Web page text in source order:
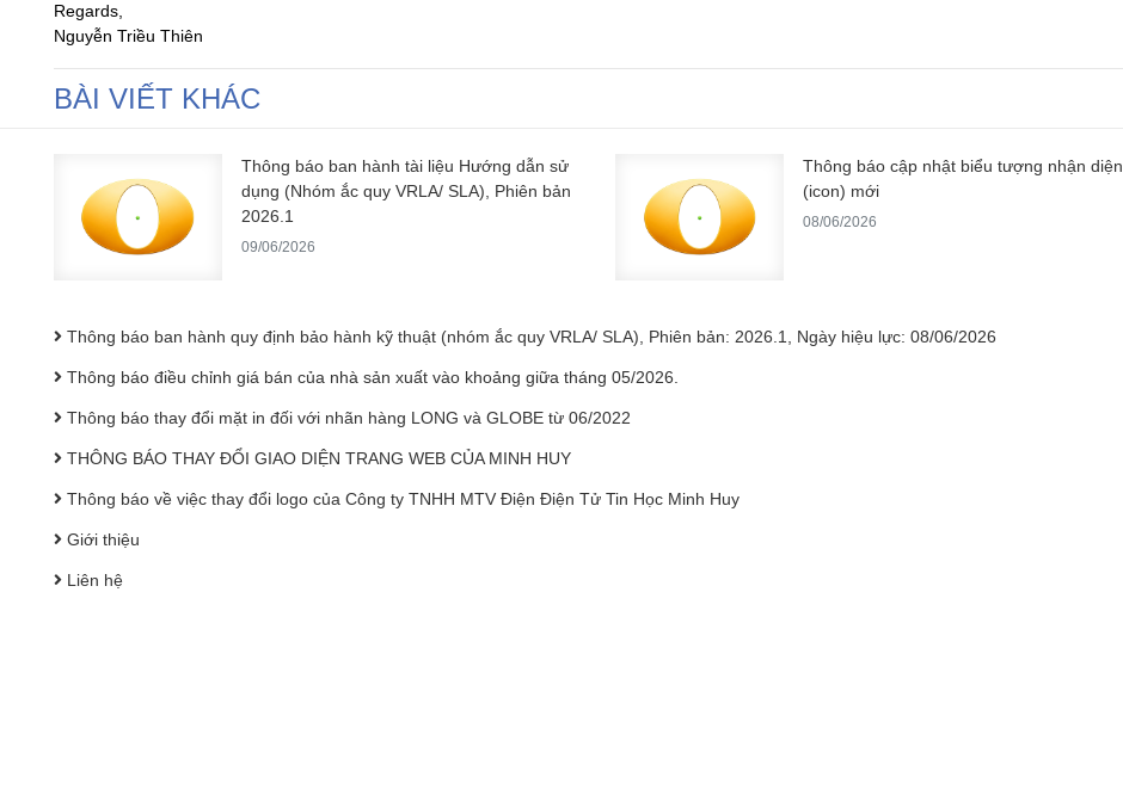
Regards,
Nguyễn Triều Thiên
BÀI VIẾT KHÁC
Thông báo ban hành tài liệu Hướng dẫn sử
dụng (Nhóm ắc quy VRLA/ SLA), Phiên bản
2026.1
09/06/2026
Thông báo cập nhật biểu tượng nhận diện
(icon) mới
08/06/2026
Thông báo ban hành quy định bảo hành kỹ thuật (nhóm ắc quy VRLA/ SLA), Phiên bản: 2026.1, Ngày hiệu lực: 08/06/2026
Thông báo điều chỉnh giá bán của nhà sản xuất vào khoảng giữa tháng 05/2026.
Thông báo thay đổi mặt in đối với nhãn hàng LONG và GLOBE từ 06/2022
THÔNG BÁO THAY ĐỔI GIAO DIỆN TRANG WEB CỦA MINH HUY
Thông báo về việc thay đổi logo của Công ty TNHH MTV Điện Điện Tử Tin Học Minh Huy
Giới thiệu
Liên hệ